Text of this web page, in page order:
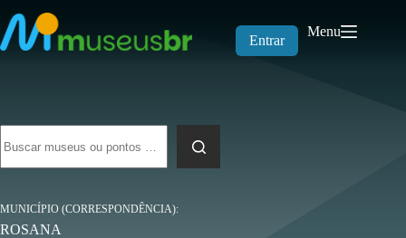
para
o
conteúdo
Entrar
Menu
resultados
MUNICÍPIO (CORRESPONDÊNCIA)
ROSANA